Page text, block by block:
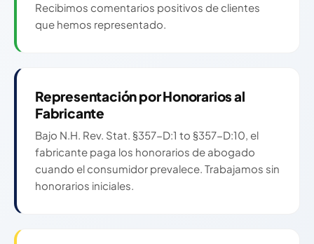
Recibimos comentarios positivos de clientes
que hemos representado.
Representación por Honorarios al
Fabricante
Bajo N.H. Rev. Stat. §357-D:1 to §357-D:10, el
fabricante paga los honorarios de abogado
cuando el consumidor prevalece. Trabajamos sin
honorarios iniciales.